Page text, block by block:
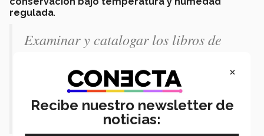
regulada.
Examinar y catalogar los libros de
que toma tiempo, porque es
frecuente encontrarse libros con
contenido único”
×
Recibe nuestro newsletter de
noticias: